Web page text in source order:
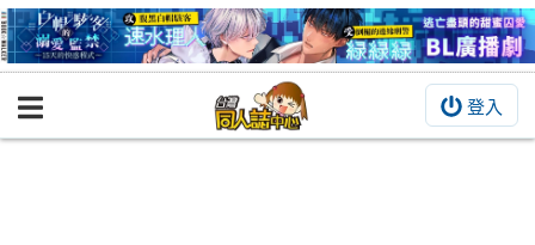
登入
BOOKY書集倉庫